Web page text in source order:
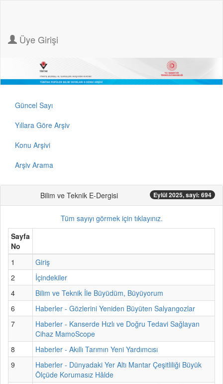
Üye Girişi
Güncel Sayı
Yıllara Göre Arşiv
Konu Arşivi
Arşiv Arama
Bilim ve Teknik E-Dergisi Eylül 2025, sayi: 694
Tüm sayıyı görmek için tıklayınız.
Sayfa
No
1
Giriş
2
İçindekiler
4
Bilim ve Teknik İle Büyüdüm, Büyüyorum
6
Haberler - Gözlerini Yeniden Büyüten Salyangozlar
7
Haberler - Kanserde Hızlı ve Doğru Tedavi Sağlayan
Cihaz MamoScope
8
Haberler - Akıllı Tarımın Yeni Yardımcısı
9
Haberler - Dünyadaki Yer Altı Mantar Çeşitliliği Büyük
Ölçüde Korumasız Hâlde